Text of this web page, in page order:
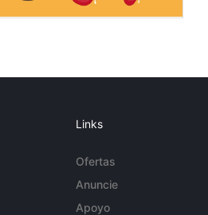
Links
Ofertas
Anuncie
Apoyo